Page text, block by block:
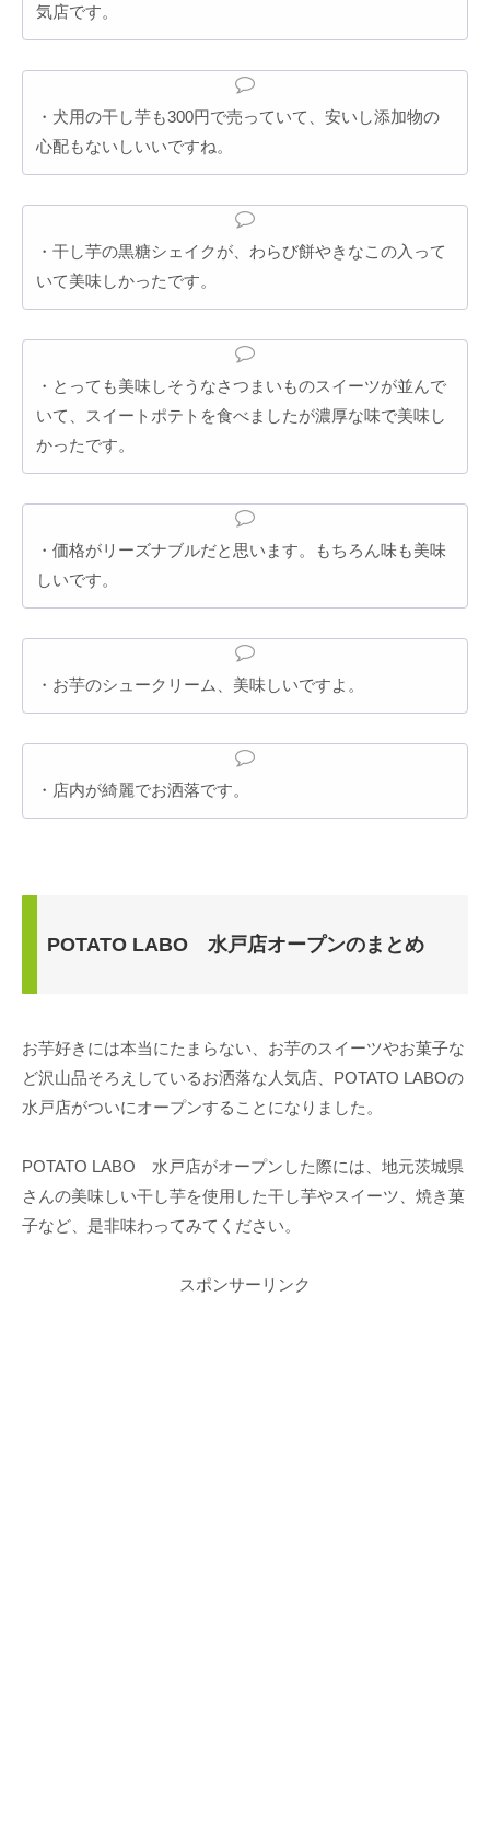
気店です。
・犬用の干し芋も300円で売っていて、安いし添加物の
心配もないしいいですね。
・干し芋の黒糖シェイクが、わらび餅やきなこの入って
いて美味しかったです。
・とっても美味しそうなさつまいものスイーツが並んで
いて、スイートポテトを食べましたが濃厚な味で美味し
かったです。
・価格がリーズナブルだと思います。もちろん味も美味
しいです。
・お芋のシュークリーム、美味しいですよ。
・店内が綺麗でお洒落です。
POTATO LABO 水戸店オープンのまとめ
お芋好きには本当にたまらない、お芋のスイーツやお菓子な
ど沢山品そろえしているお洒落な人気店、POTATO LABOの
水戸店がついにオープンすることになりました。
POTATO LABO 水戸店がオープンした際には、地元茨城県
さんの美味しい干し芋を使用した干し芋やスイーツ、焼き菓
子など、是非味わってみてください。
スポンサーリンク